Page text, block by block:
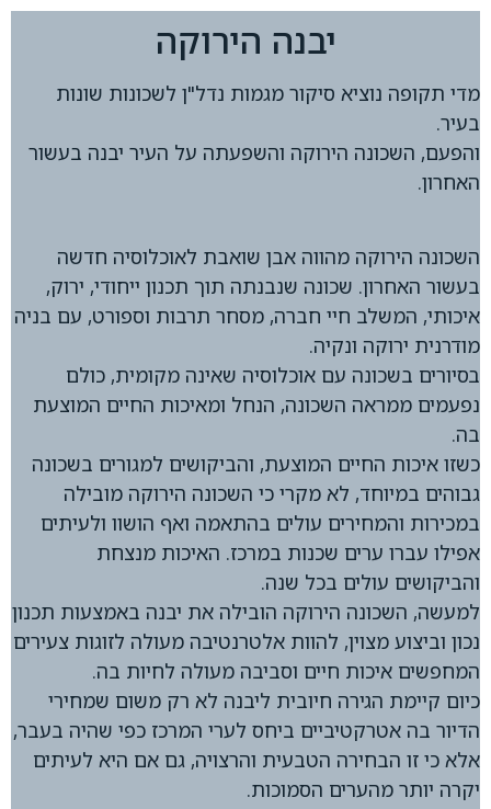
יבנה הירוקה
מדי תקופה נוציא סיקור מגמות נדל"ן לשכונות שונות
בעיר.
והפעם, השכונה הירוקה והשפעתה על העיר יבנה בעשור
האחרון.
השכונה הירוקה מהווה אבן שואבת לאוכלוסיה חדשה
בעשור האחרון. שכונה שנבנתה תוך תכנון ייחודי, ירוק,
איכותי, המשלב חיי חברה, מסחר תרבות וספורט, עם בניה
מודרנית ירוקה ונקיה.
בסיורים בשכונה עם אוכלוסיה שאינה מקומית, כולם
נפעמים ממראה השכונה, הנחל ומאיכות החיים המוצעת
בה.
כשזו איכות החיים המוצעת, והביקושים למגורים בשכונה
גבוהים במיוחד, לא מקרי כי השכונה הירוקה מובילה
במכירות והמחירים עולים בהתאמה ואף הושוו ולעיתים
אפילו עברו ערים שכנות במרכז. האיכות מנצחת
והביקושים עולים בכל שנה.
למעשה, השכונה הירוקה הובילה את יבנה באמצעות תכנון
נכון וביצוע מצוין, להוות אלטרנטיבה מעולה לזוגות צעירים
המחפשים איכות חיים וסביבה מעולה לחיות בה.
כיום קיימת הגירה חיובית ליבנה לא רק משום שמחירי
הדיור בה אטרקטיביים ביחס לערי המרכז כפי שהיה בעבר,
אלא כי זו הבחירה הטבעית והרצויה, גם אם היא לעיתים
יקרה יותר מהערים הסמוכות.